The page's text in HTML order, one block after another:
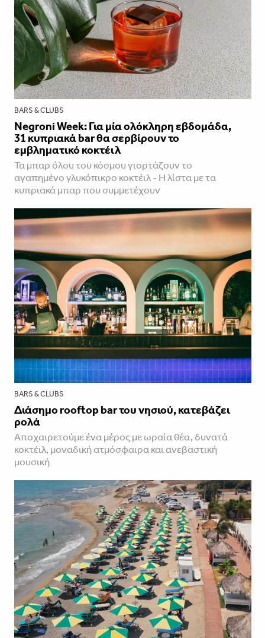
BARS & CLUBS
Negroni Week: Για μία ολόκληρη εβδομάδα,
31 κυπριακά bar θα σερβίρουν το
εμβληματικό κοκτέιλ
Τα μπαρ όλου του κόσμου γιορτάζουν το
αγαπημένο γλυκόπικρο κοκτέιλ - Η λίστα με τα
κυπριακά μπαρ που συμμετέχουν
BARS & CLUBS
Διάσημο rooftop bar του νησιού, κατεβάζει
ρολά
Αποχαιρετούμε ένα μέρος με ωραία θέα, δυνατά
κοκτέιλ, μοναδική ατμόσφαιρα και ανεβαστική
μουσική